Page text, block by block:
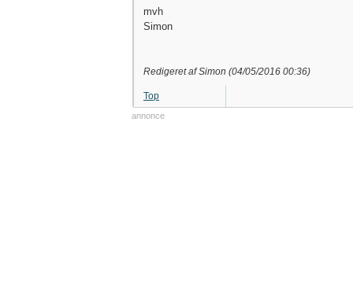
mvh
Simon
Redigeret af Simon (04/05/2016 00:36)
Top
annonce